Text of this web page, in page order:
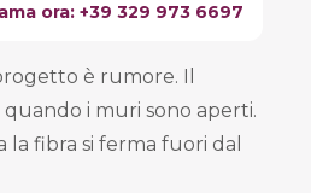
ora: +39 329 973 6697
è rumore. Il
quando i muri sono aperti.
la fibra si ferma fuori dal